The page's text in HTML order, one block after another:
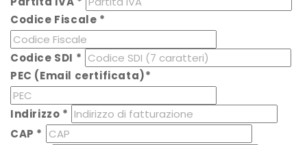
Codice Fiscale *
Codice SDI *
PEC (Email certificata)*
Indirizzo *
CAP *